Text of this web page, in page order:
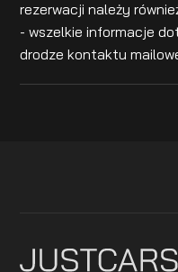
rezerwacji należy
- wszelkie informacje
drodze kontaktu